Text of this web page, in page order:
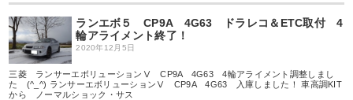
ランエボ５ CP9A 4G63 ドラレコ＆ETC取付 4
輪アライメント終了！
2020年12月5日
三菱 ランサーエボリューションⅤ CP9A 4G63 4輪アライメント調整しまし
た (^_^) ランサーエボリューションⅤ CP9A 4G63 入庫しました！ 車高調KIT
から ノーマルショック・サス